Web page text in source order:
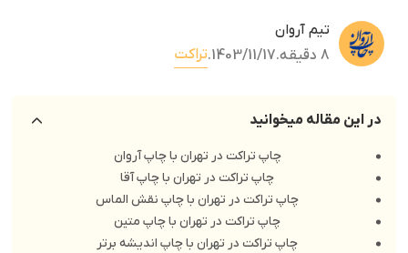
تیم آروان
8 دقیقه
.
1403/11/17
.تراکت
در این مقاله میخوانید
چاپ تراکت در تهران با چاپ آروان
چاپ تراکت در تهران با چاپ آقا
چاپ تراکت در تهران با چاپ نقش الماس
چاپ تراکت در تهران با چاپ متین
چاپ تراکت در تهران با چاپ اندیشه برتر